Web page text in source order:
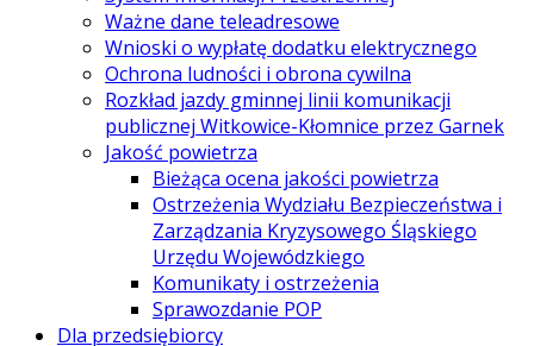
Ważne dane teleadresowe
Wnioski o wypłatę dodatku elektrycznego
Ochrona ludności i obrona cywilna
Rozkład jazdy gminnej linii komunikacji
publicznej Witkowice-Kłomnice przez Garnek
Jakość powietrza
Bieżąca ocena jakości powietrza
Ostrzeżenia Wydziału Bezpieczeństwa i
Zarządzania Kryzysowego Śląskiego
Urzędu Wojewódzkiego
Komunikaty i ostrzeżenia
Sprawozdanie POP
Dla przedsiębiorcy